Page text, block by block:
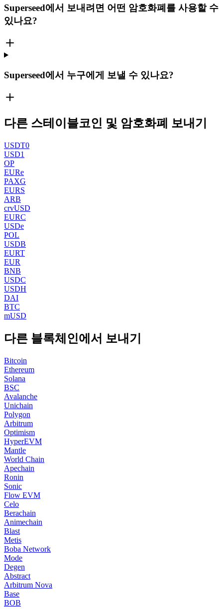
Superseed에서 보내려면 어떤 암호화폐를 사용할 수
있나요?
Superseed에서 누구에게 보낼 수 있나요?
다른 스테이블코인 및 암호화폐 보내기
USDT0
USD1
OP
EURe
PAXG
EURS
ARB
crvUSD
EURC
USDe
POL
USDB
EURT
EUR
BNB
USDC
USDH
DAI
BTC
mUSD
다른 블록체인에서 보내기
Bitcoin
Ethereum
Solana
BSC
Avalanche
Unichain
Polygon
Arbitrum
Optimism
HyperEVM
Mantle
World Chain
Apechain
Ronin
Sonic
Flow EVM
Celo
Berachain
Animechain
Blast
Metis
Boba Network
Mode
Degen
Abstract
Arbitrum Nova
Base
BOB